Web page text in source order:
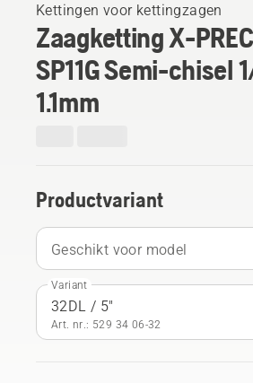
Kettingen voor kettingzagen
Zaagketting X-
SP11G Semi-chisel
1.1mm
Productvariant
Geschikt voor model
Variant
32DL / 5"
Art. nr.: 529 34 06‑32